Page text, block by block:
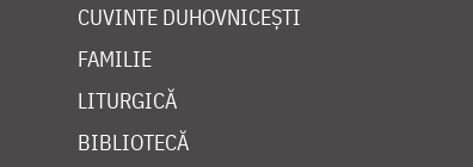
CUVINTE DUHOVNICEȘTI
FAMILIE
LITURGICĂ
BIBLIOTECĂ